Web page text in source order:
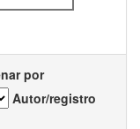
por
Autor/registro